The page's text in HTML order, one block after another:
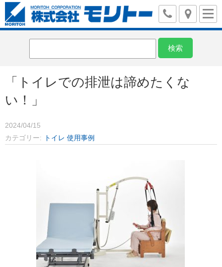
「トイレでの排泄は諦めたくな
い！」
2024/04/15
カテゴリー
トイレ 使用事例